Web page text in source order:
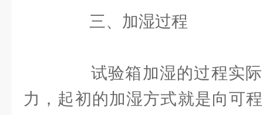
三、加湿过程
试验箱加湿的过程实际
力，起初的加湿方式就是向可